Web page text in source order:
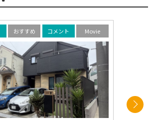
おすすめ コメント Movie